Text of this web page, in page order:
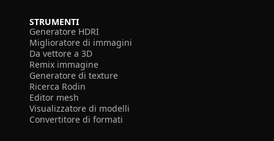
STRUMENTI
Generatore HDRI
Miglioratore di immagini
Da vettore a 3D
Remix immagine
Generatore di texture
Ricerca Rodin
Editor mesh
Visualizzatore di modelli
Convertitore di formati